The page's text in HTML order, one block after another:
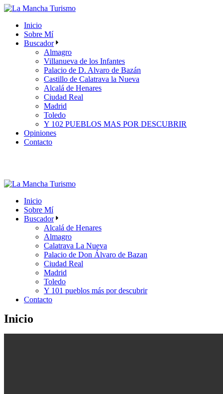
Skip
content
Inicio
Sobre Mí
Buscador
Almagro
Villanueva de los Infantes
Palacio de D. Alvaro de Bazán
Castillo de Calatrava la Nueva
Alcalá de Henares
Ciudad Real
Madrid
Toledo
Y 102 PUEBLOS MAS POR DESCUBRIR
Opiniones
Contacto
Inicio
Sobre Mí
Buscador
Alcalá de Henares
Almagro
Calatrava La Nueva
Palacio de Don Álvaro de Bazan
Ciudad Real
Madrid
Toledo
Y 101 pueblos más por descubrir
Contacto
Inicio